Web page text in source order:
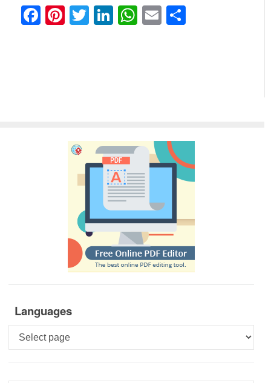
Facebook
Pinterest
Twitter
LinkedIn
WhatsApp
Email
Languages
Languages